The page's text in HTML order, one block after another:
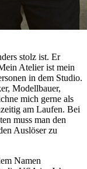
stolz ist. Er
Atelier ist mein
in dem Studio.
Modellbauer,
mich gerne als
am Laufen. Bei
muss man den
Auslöser zu
Namen